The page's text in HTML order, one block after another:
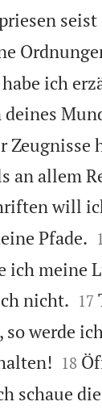
seist
ich
Zeugnisse
an allem
will
Pfade. 
ich meine
nicht. 

17
werde


18
schaue